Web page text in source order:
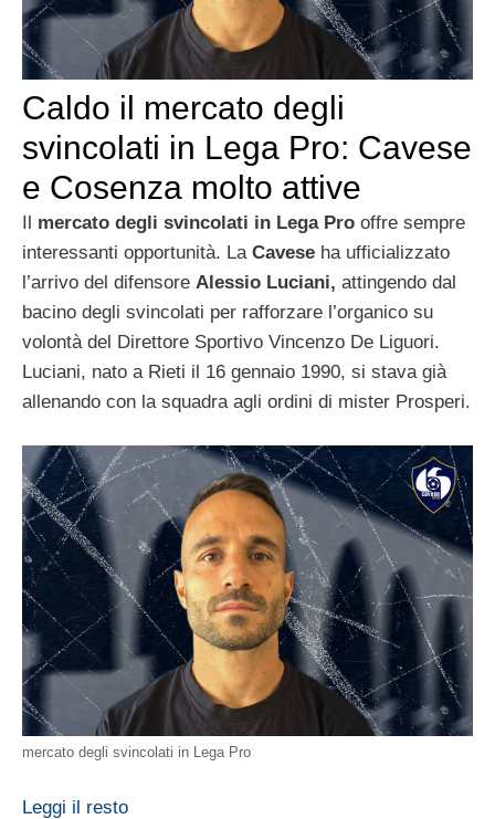
Caldo il mercato degli
svincolati in Lega Pro: Cavese
e Cosenza molto attive
Il mercato degli svincolati in Lega Pro offre sempre
interessanti opportunità. La Cavese ha ufficializzato
l’arrivo del difensore Alessio Luciani, attingendo dal
bacino degli svincolati per rafforzare l’organico su
volontà del Direttore Sportivo Vincenzo De Liguori.
Luciani, nato a Rieti il 16 gennaio 1990, si stava già
allenando con la squadra agli ordini di mister Prosperi.
mercato degli svincolati in Lega Pro
Leggi il resto